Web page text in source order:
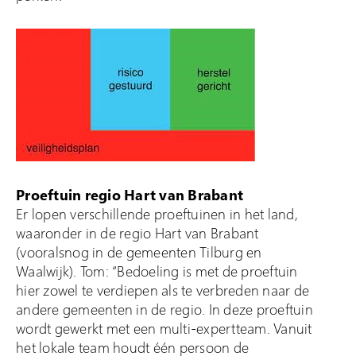
Proeftuin regio Hart van Brabant
Er lopen verschillende proeftuinen in het land,
waaronder in de regio Hart van Brabant
(vooralsnog in de gemeenten Tilburg en
Waalwijk). Tom: “Bedoeling is met de proeftuin
hier zowel te verdiepen als te verbreden naar de
andere gemeenten in de regio. In deze proeftuin
wordt gewerkt met een multi-expertteam. Vanuit
het lokale team houdt één persoon de